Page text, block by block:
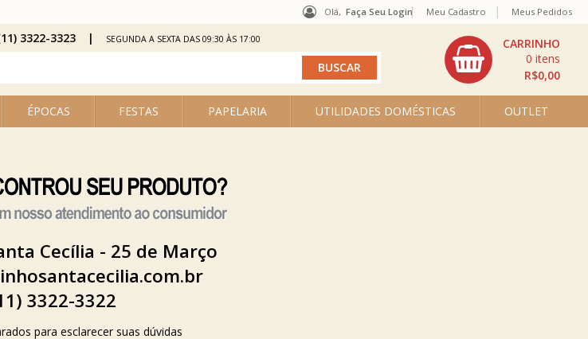
Olá, Faça Seu Login
ÉPOCAS FESTAS PAPELARIA UTILIDADES DOMÉSTICAS OUTLET
R$0,00
0
Meu Cadastro Meus Pedidos
3322-3323 SEGUNDA A SEXTA DAS 09:30 ÀS 17:00
Cecília - 25 de Março
3322-3322
para esclarecer suas dúvidas